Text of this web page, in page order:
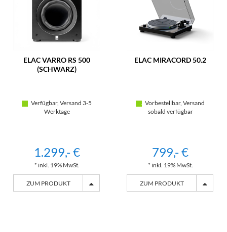
ELAC VARRO RS 500
(SCHWARZ)
Verfügbar, Versand 3-5
Werktage
1.299,- €
* inkl. 19% MwSt.
ZUM PRODUKT
ELAC MIRACORD 50.2
Vorbestellbar, Versand
sobald verfügbar
799,- €
* inkl. 19% MwSt.
ZUM PRODUKT